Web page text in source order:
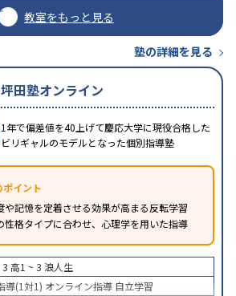
教室をもっと見る
塾の詳細を見る
坪田塾オンライン
1年で偏差値を40上げて慶応大学に現役合格した
ビリギャルのモデルとなった個別指導塾
イント
や記憶を定着させる効果が高まる反転学習
性格タイプに合わせ、心理学を用いた指導
3 高1 ~ 3 浪人生
導(1対1) オンライン指導 自立学習